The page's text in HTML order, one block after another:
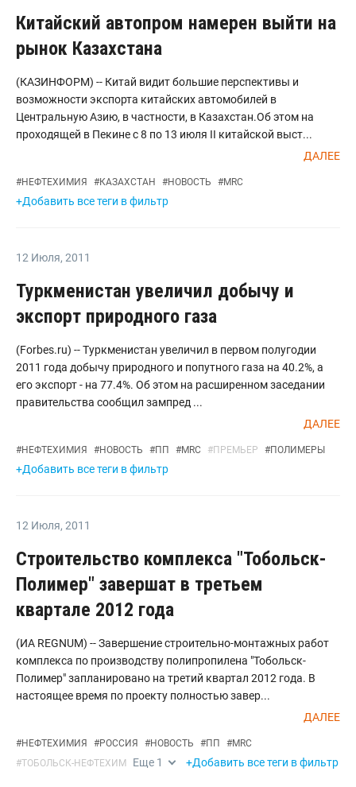
Китайский автопром намерен выйти на
рынок Казахстана
(КАЗИНФОРМ) -- Китай видит большие перспективы и
возможности экспорта китайских автомобилей в
Центральную Азию, в частности, в Казахстан.Об этом на
проходящей в Пекине с 8 по 13 июля II китайской выст...
ДАЛЕЕ
#НЕФТЕХИМИЯ #КАЗАХСТАН #НОВОСТЬ #MRC
+Добавить все теги в фильтр
12 Июля, 2011
Туркменистан увеличил добычу и
экспорт природного газа
(Forbes.ru) -- Туркменистан увеличил в первом полугодии
2011 года добычу природного и попутного газа на 40.2%, а
его экспорт - на 77.4%. Об этом на расширенном заседании
правительства сообщил зампред ...
ДАЛЕЕ
#НЕФТЕХИМИЯ #НОВОСТЬ #ПП #MRC #ПРЕМЬЕР #ПОЛИМЕРЫ
+Добавить все теги в фильтр
12 Июля, 2011
Строительство комплекса "Тобольск-
Полимер" завершат в третьем
квартале 2012 года
(ИА REGNUM) -- Завершение строительно-монтажных работ
комплекса по производству полипропилена "Тобольск-
Полимер" запланировано на третий квартал 2012 года. В
настоящее время по проекту полностью завер...
ДАЛЕЕ
#НЕФТЕХИМИЯ #РОССИЯ #НОВОСТЬ #ПП #MRC
#ТОБОЛЬСК-НЕФТЕХИМ Еще 1 +Добавить все теги в фильтр